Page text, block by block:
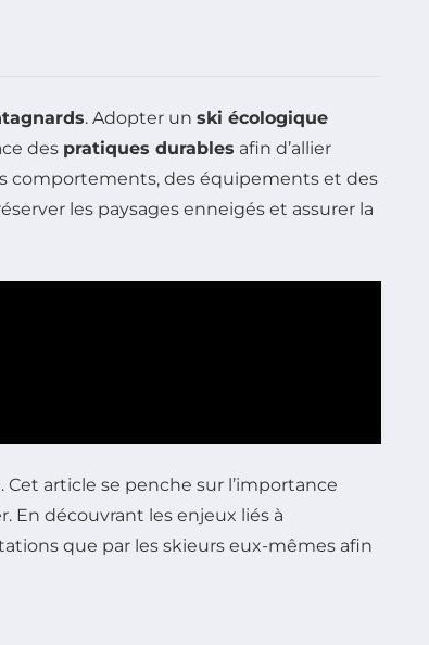
. Adopter un ski écologique
des pratiques durables afin d’allier
comportements, des équipements et des
les paysages enneigés et assurer la
Cet article se penche sur l’importance
En découvrant les enjeux liés à
que par les skieurs eux-mêmes afin